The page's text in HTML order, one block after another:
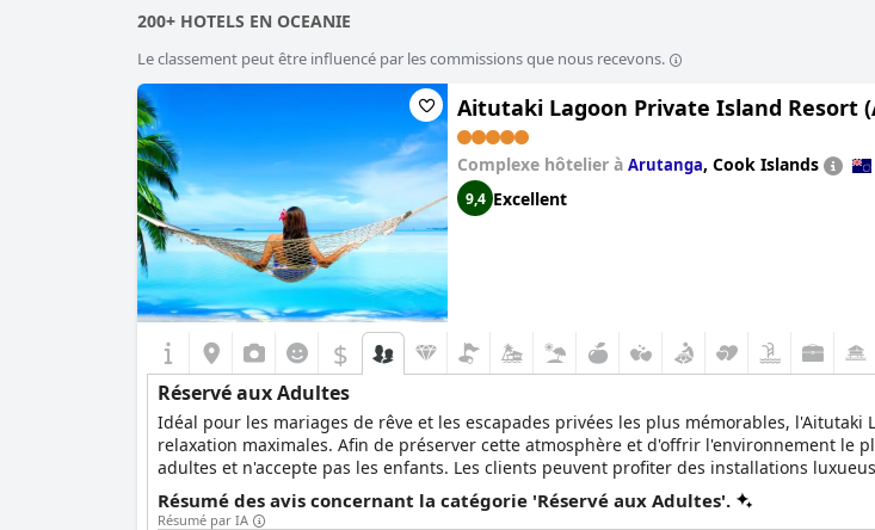
200+ HOTELS EN OCEANIE
Le classement peut être influencé par les commissions que nous recevons.
Aitutaki Lagoon Private Island Resort
Complexe hôtelier à Arutanga, Cook Islands
9,4 Excellent
$
Réservé aux Adultes
Idéal pour les mariages de rêve et les escapades privées les plus mémorables,
relaxation maximales. Afin de préserver cette atmosphère et d'offrir l'environnement le
adultes et n'accepte pas les enfants. Les clients peuvent profiter des installations
paix et de tranquillité qu'offre ce complexe unique.
Résumé des avis concernant la catégorie 'Réservé aux Adultes'.
Résumé par IA